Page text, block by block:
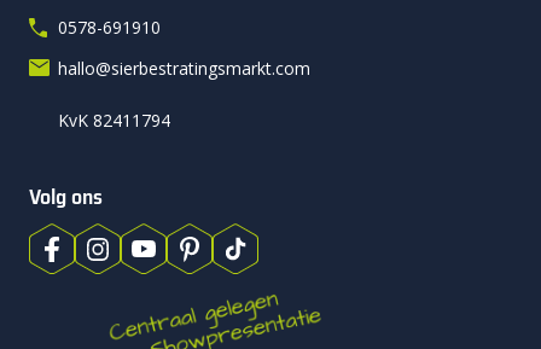
0578-691910
hallo@sierbestratingsmarkt.com
KvK 82411794
Volg ons